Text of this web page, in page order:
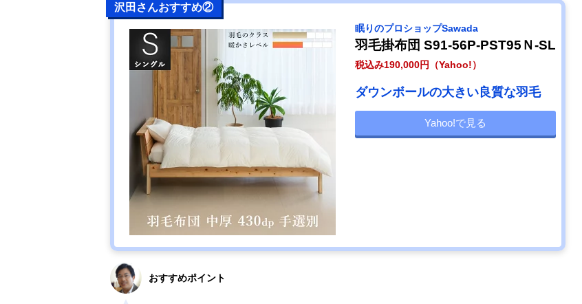
沢田さんおすすめ②
眠りのプロショップSawada
羽毛掛布団 S91-56P-PST95Ｎ-SL
税込み190,000円（Yahoo!）
ダウンボールの大きい良質な羽毛
Yahoo!で見る
おすすめポイント